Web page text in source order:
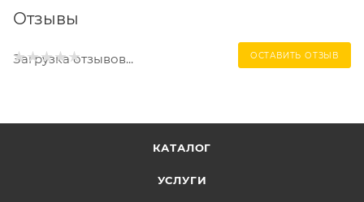
Отзывы
ОСТАВИТЬ ОТЗЫВ
Загрузка отзывов...
КАТАЛОГ
УСЛУГИ